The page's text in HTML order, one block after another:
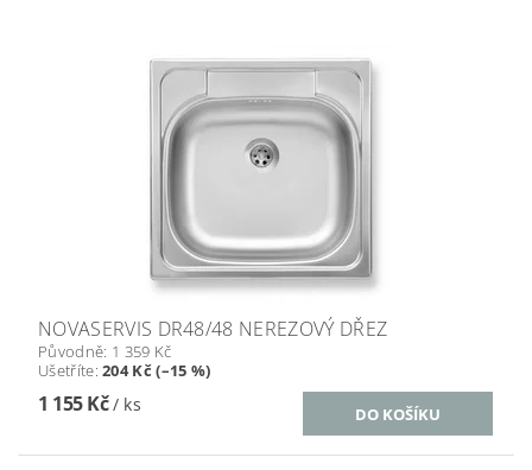
NOVASERVIS DR48/48 NEREZOVÝ DŘEZ
Původně: 1 359 Kč
Ušetříte:204 Kč (–15 %)
1 155 Kč/ ks